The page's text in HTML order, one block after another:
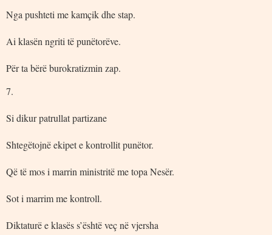
Nga pushteti me kamçik dhe stap.
Ai klasën ngriti të punëtorëve.
Për ta bërë burokratizmin zap.
7.
Si dikur patrullat partizane
Shtegëtojnë ekipet e kontrollit punëtor.
Që të mos i marrin ministritë me topa Nesër.
Sot i marrim me kontroll.
Diktaturë e klasës s’është veç në vjersha